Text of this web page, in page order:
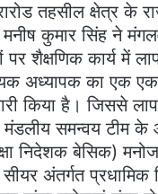
तहसील क्षेत्र के
मनीष कुमार सिंह ने
शैक्षणिक कार्य में
अध्यापक का एक
किया है। जिससे
मंडलीय समन्वय टीम
निदेशक बेसिक)
अंतर्गत प्रधामिक